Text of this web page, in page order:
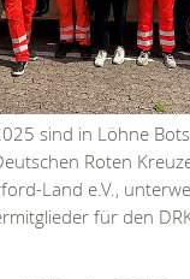
sind in Löhne
Roten
Land e.V.,
für den